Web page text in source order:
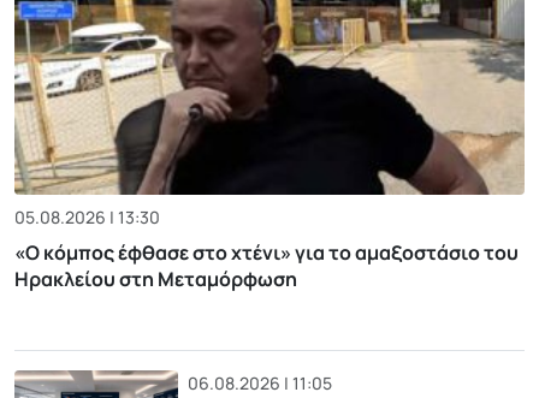
05.08.2026 | 13:30
«Ο κόμπος έφθασε στο χτένι» για το αμαξοστάσιο του
Ηρακλείου στη Μεταμόρφωση
06.08.2026 | 11:05